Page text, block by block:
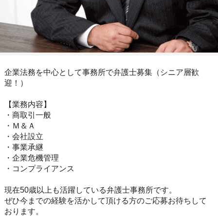
企業法務を中心として事務所で弁護士募集（シニア層歓
迎！）
【業務内容】
・商取引一般
・Ｍ＆Ａ
・会社設立
・事業承継
・企業危機管理
・コンプライアンス
現在50歳以上も活躍している弁護士事務所です。
ぜひ今までの経験を活かして頂ける方のご応募お待ちして
おります。